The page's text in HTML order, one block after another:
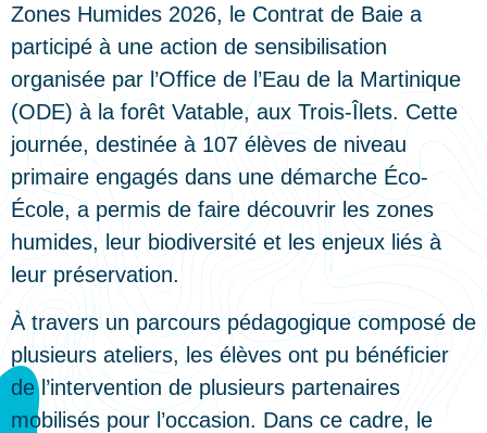
Zones Humides 2026, le Contrat de Baie a
participé à une action de sensibilisation
organisée par l’Office de l’Eau de la Martinique
(ODE) à la forêt Vatable, aux Trois-Îlets. Cette
journée, destinée à 107 élèves de niveau
primaire engagés dans une démarche Éco-
École, a permis de faire découvrir les zones
humides, leur biodiversité et les enjeux liés à
leur préservation.
À travers un parcours pédagogique composé de
plusieurs ateliers, les élèves ont pu bénéficier
de l’intervention de plusieurs partenaires
mobilisés pour l’occasion. Dans ce cadre, le